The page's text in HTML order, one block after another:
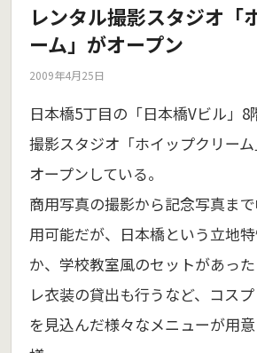
レンタル撮影スタジオ「
ーム」がオープン
2009年4月25日
日本橋5丁目の「日本橋Vビル」8
撮影スタジオ「ホイップクリー
オープンしている。
商用写真の撮影から記念写真ま
用可能だが、日本橋という立地
か、学校教室風のセットがあっ
レ衣装の貸出も行うなど、コス
を見込んだ様々なメニューが用